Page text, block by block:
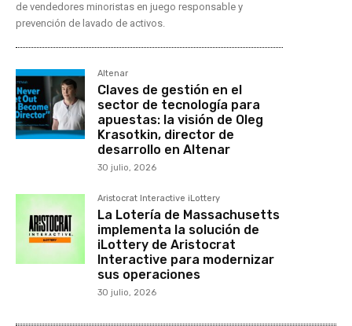
de vendedores minoristas en juego responsable y
prevención de lavado de activos.
Altenar
Claves de gestión en el
sector de tecnología para
apuestas: la visión de Oleg
Krasotkin, director de
desarrollo en Altenar
30 julio, 2026
Aristocrat Interactive iLottery
La Lotería de Massachusetts
implementa la solución de
iLottery de Aristocrat
Interactive para modernizar
sus operaciones
30 julio, 2026